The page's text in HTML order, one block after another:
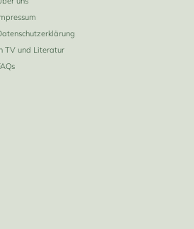
TV und Literatur